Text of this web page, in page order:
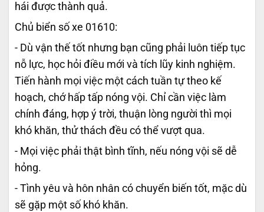
hái được thành quả.
Chủ biển số xe 01610:
- Dù vận thế tốt nhưng bạn cũng phải luôn tiếp tục
nỗ lực, học hỏi điều mới và tích lũy kinh nghiệm.
Tiến hành mọi việc một cách tuần tự theo kế
hoạch, chớ hấp tấp nóng vội. Chỉ cần việc làm
chính đáng, hợp ý trời, thuận lòng người thì mọi
khó khăn, thử thách đều có thể vượt qua.
- Mọi việc phải thật bình tĩnh, nếu nóng vội sẽ dễ
hỏng.
- Tình yêu và hôn nhân có chuyển biến tốt, mặc dù
sẽ gặp một số khó khăn.